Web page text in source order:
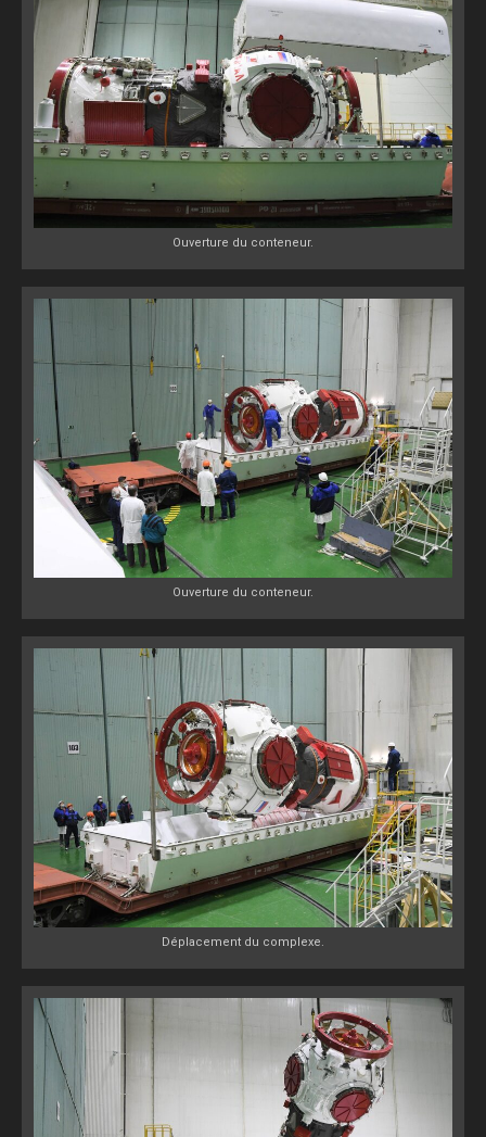
Ouverture du conteneur.
Ouverture du conteneur.
Déplacement du complexe.